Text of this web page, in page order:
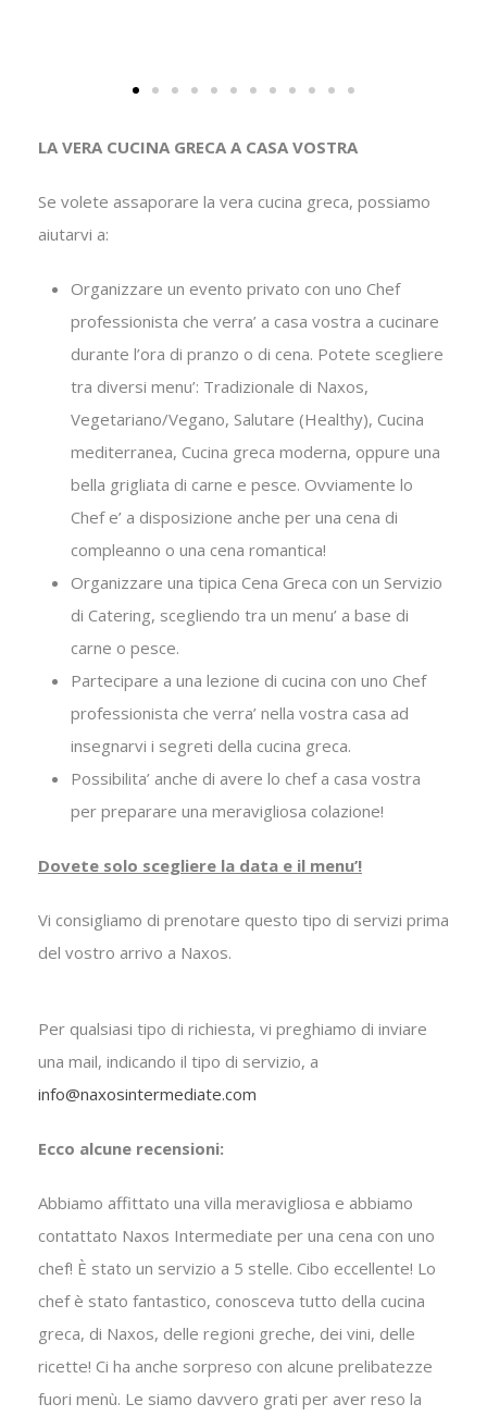
LA VERA CUCINA GRECA A CASA VOSTRA
Se volete assaporare la vera cucina greca, possiamo
aiutarvi a:
Organizzare un evento privato con uno Chef
professionista che verra’ a casa vostra a cucinare
durante l’ora di pranzo o di cena. Potete scegliere
tra diversi menu’: Tradizionale di Naxos,
Vegetariano/Vegano, Salutare (Healthy), Cucina
mediterranea, Cucina greca moderna, oppure una
bella grigliata di carne e pesce. Ovviamente lo
Chef e’ a disposizione anche per una cena di
compleanno o una cena romantica!
Organizzare una tipica Cena Greca con un Servizio
di Catering, scegliendo tra un menu’ a base di
carne o pesce.
Partecipare a una lezione di cucina con uno Chef
professionista che verra’ nella vostra casa ad
insegnarvi i segreti della cucina greca.
Possibilita’ anche di avere lo chef a casa vostra
per preparare una meravigliosa colazione!
Dovete solo scegliere la data e il menu’!
Vi consigliamo di prenotare questo tipo di servizi prima
del vostro arrivo a Naxos.
Per qualsiasi tipo di richiesta, vi preghiamo di inviare
una mail, indicando il tipo di servizio, a
info@naxosintermediate.com
Ecco alcune recensioni:
Abbiamo affittato una villa meravigliosa e abbiamo
contattato Naxos Intermediate per una cena con uno
chef! È stato un servizio a 5 stelle. Cibo eccellente! Lo
chef è stato fantastico, conosceva tutto della cucina
greca, di Naxos, delle regioni greche, dei vini, delle
ricette! Ci ha anche sorpreso con alcune prelibatezze
fuori menù. Le siamo davvero grati per aver reso la